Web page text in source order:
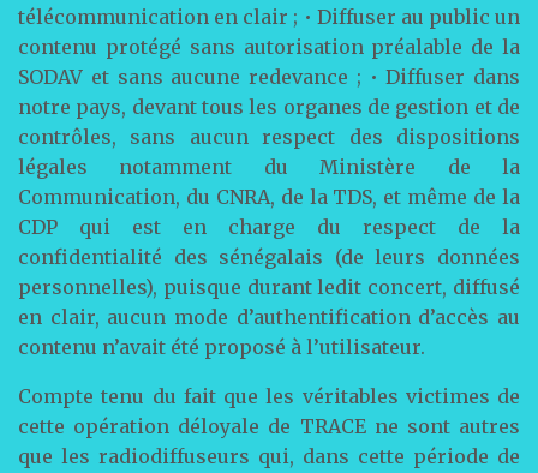
télécommunication en clair ; • Diffuser au public un
contenu protégé sans autorisation préalable de la
SODAV et sans aucune redevance ; • Diffuser dans
notre pays, devant tous les organes de gestion et de
contrôles, sans aucun respect des dispositions
légales notamment du Ministère de la
Communication, du CNRA, de la TDS, et même de la
CDP qui est en charge du respect de la
confidentialité des sénégalais (de leurs données
personnelles), puisque durant ledit concert, diffusé
en clair, aucun mode d’authentification d’accès au
contenu n’avait été proposé à l’utilisateur.
Compte tenu du fait que les véritables victimes de
cette opération déloyale de TRACE ne sont autres
que les radiodiffuseurs qui, dans cette période de